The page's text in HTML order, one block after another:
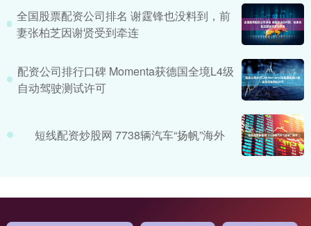
全国股票配资公司排名 谢霆锋也没料到，前
妻张柏芝因谢贤受到牵连
配资公司排行口碑 Momenta获德国全境L4级
自动驾驶测试许可
短线配资炒股网 7738辆汽车“扬帆”海外